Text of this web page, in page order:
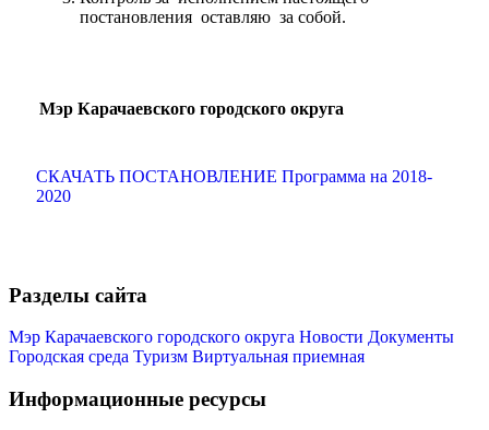
постановления оставляю за собой.
Мэр Карачаевского городского округа
СКАЧАТЬ ПОСТАНОВЛЕНИЕ Программа на 2018-
2020
Разделы сайта
Мэр Карачаевского городского округа Новости Документы
Городская среда Туризм Виртуальная приемная
Информационные ресурсы